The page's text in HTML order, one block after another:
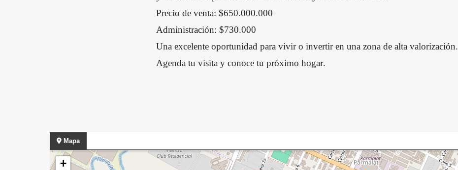
Precio de venta: $650.000.000
Administración: $730.000
Una excelente oportunidad para vivir o invertir en una zona de alta valorización.
Agenda tu visita y conoce tu próximo hogar.
Mapa
+